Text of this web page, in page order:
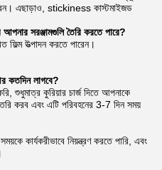
এছাড়াও, stickiness কাস্টমাইজড
সরঞ্জামগুলি তৈরি করতে পারে?
উত্পাদন করতে পারেন।
কতদিন লাগবে?
শুধুমাত্র কুরিয়ার চার্জ দিতে আপনাকে
করব এবং এটি পরিবহনের 3-7 দিন সময়
কার্যকরীভাবে নিয়ন্ত্রণ করতে পারি, এবং